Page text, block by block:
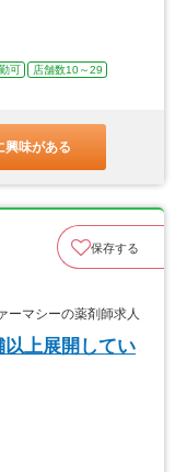
可
店舗数10～29
興味がある
保存する
マシーの薬剤師求人
以上展開してい